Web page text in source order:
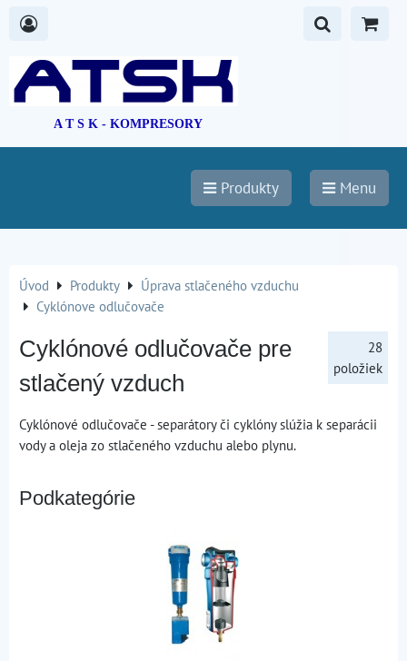
A T S K - KOMPRESORY
Produkty Menu
Úvod Produkty
Úprava stlačeného vzduchu
Cyklónove odlučovače
Cyklónové odlučovače pre
stlačený vzduch
28
položiek
Cyklónové odlučovače - separátory či cyklóny slúžia k separácii
vody a oleja zo stlačeného vzduchu alebo plynu.
Podkategórie